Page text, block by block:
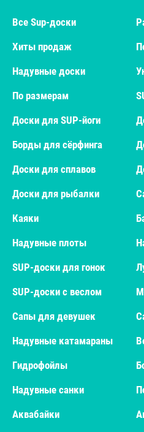
Все Sup-доски
Хиты продаж
Надувные доски
По размерам
Доски для SUP-йоги
Борды для сёрфинга
Доски для сплавов
Доски для рыбалки
Каяки
Надувные плоты
SUP-доски для гонок
SUP-доски с веслом
Сапы для девушек
Надувные катамараны
Гидрофойлы
Надувные санки
Аквабайки